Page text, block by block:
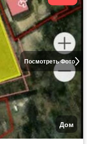
Посмотреть Фото
Дом